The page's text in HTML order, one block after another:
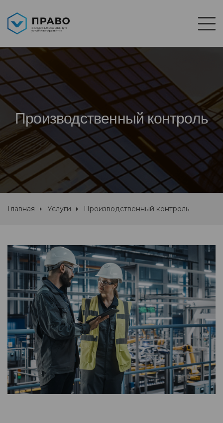
Производственный контроль
Главная Услуги Производственный контроль